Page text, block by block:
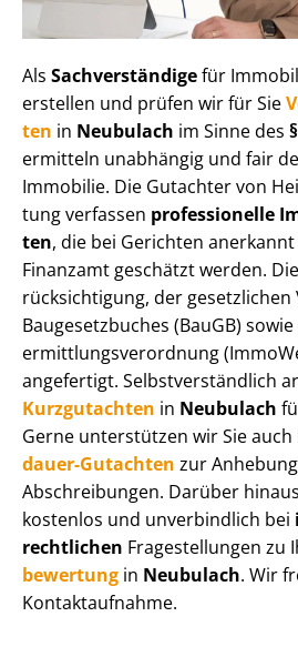
Als Sachverständigefür
erstellen und prüfen wir für Sie
ten in Neubulach im Sinne des
ermitteln unabhängig und fair
Immobilie. Die Gutachter von
tung verfassen professionelle
ten, die bei Gerichten
Finanzamt geschätzt werden.
rück­sich­ti­gung, der gesetzlichen
Baugesetzbuches (BauGB)
ermitt­lungs­ver­ord­nung
angefertigt. Selbst­ver­ständ­lich
Kurzgutachten in Neubulach
Gerne unterstützen wir Sie auch
dau­er-Gutachten zur
Abschreibungen. Darüber
kostenlos und unverbindlich bei
rechtlichen Fragestellungen zu
be­wer­tung in Neubulach. Wir
Kontaktaufnahme.